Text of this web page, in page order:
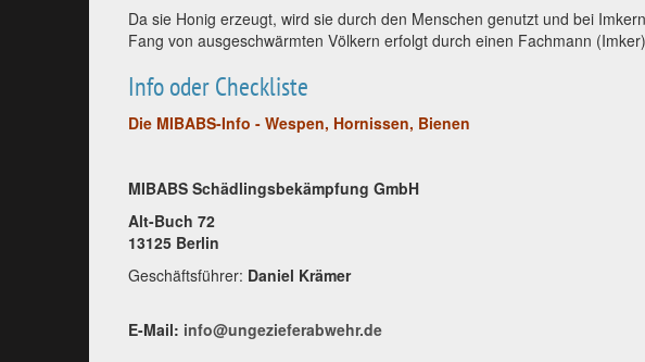
Da sie Honig erzeugt, wird sie durch den Menschen genutzt und bei
Fang von ausgeschwärmten Völkern erfolgt durch einen Fachmann
Info oder Checkliste
Die MIBABS-Info - Wespen, Hornissen, Bienen
MIBABS Schädlingsbekämpfung GmbH
Alt-Buch 72
13125 Berlin
Geschäftsführer: Daniel Krämer
E-Mail: info@ungezieferabwehr.de